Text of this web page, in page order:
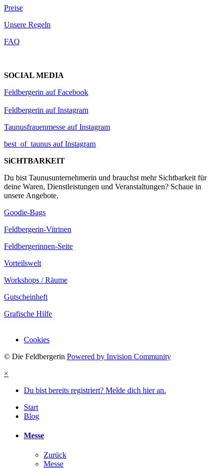
Preise
Unsere Regeln
FAQ
SOCIAL MEDIA
Feldbergerin auf Facebook
Feldbergerin auf Instagram
Taunusfrauenmesse auf Instagram
best_of_taunus auf Instagram
SiCHTBARKEIT
Du bist Taunusunternehmerin und brauchst mehr Sichtbarkeit für
deine Waren, Dienstleistungen und Veranstaltungen? Schaue in
unsere Angebote.
Goodie-Bags
Feldbergerin-Vitrinen
Feldbergerinnen-Seite
Vorteilswelt
Workshops / Räume
Gutscheinheft
Grafische Hilfe
Cookies
© Die Feldbergerin Powered by Invision Community
×
Du bist bereits registriert? Melde dich hier an.
Start
Blog
Messe
Zurück
Messe